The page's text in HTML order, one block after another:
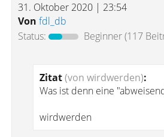
31. Oktober 2020 | 23:54
Von fdl_db
Status:
Beginner(117
Zitat(von wirdwerden):
Was ist denn eine
wirdwerden